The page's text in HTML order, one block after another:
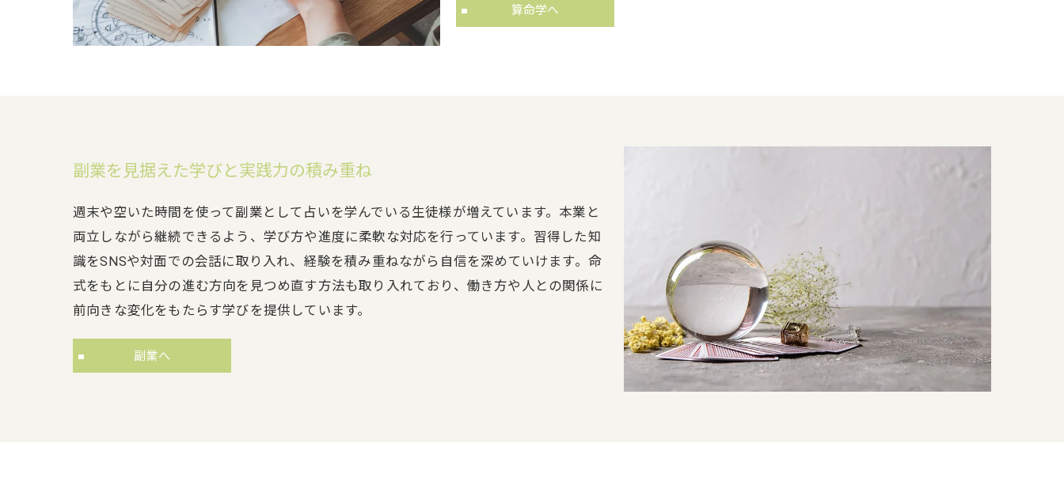
算命学へ
副業を見据えた学びと実践力の積み重ね
週末や空いた時間を使って副業として占いを学んでいる生徒様が増えています。本業と
両立しながら継続できるよう、学び方や進度に柔軟な対応を行っています。習得した知
識をSNSや対面での会話に取り入れ、経験を積み重ねながら自信を深めていけます。命
式をもとに自分の進む方向を見つめ直す方法も取り入れており、働き方や人との関係に
前向きな変化をもたらす学びを提供しています。
副業へ